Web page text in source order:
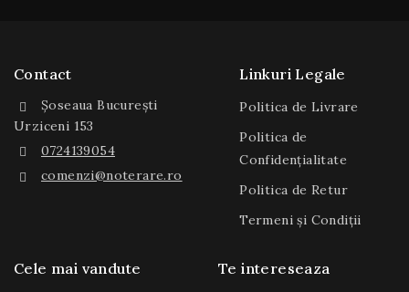
Contact
Șoseaua București
Urziceni 153
0724139054
comenzi@noterare.ro
Linkuri Legale
Politica de Livrare
Politica de
Confidențialitate
Politica de Retur
Termeni și Condiții
Cele mai vandute Te intereseaza